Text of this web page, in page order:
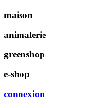
maison
animalerie
greenshop
e-shop
connexion